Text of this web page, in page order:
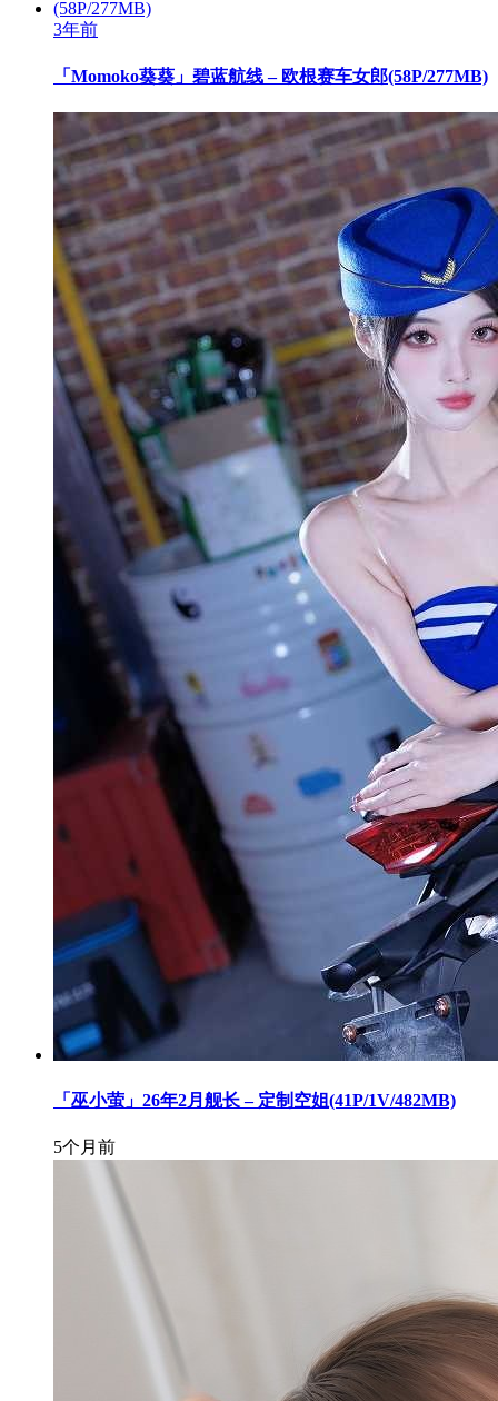
3年前
「Momoko葵葵」碧蓝航线 – 欧根赛车女郎(58P/277MB)
「巫小萤」26年2月舰长 – 定制空姐(41P/1V/482MB)
5个月前